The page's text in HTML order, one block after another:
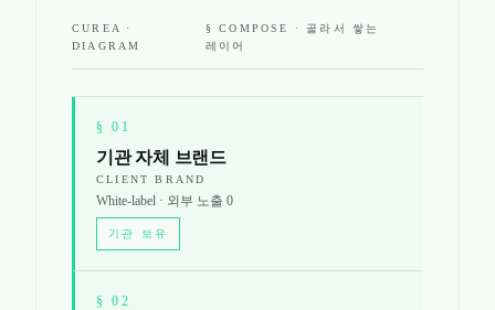
CUREA ·
DIAGRAM
§ COMPOSE · 골라서 쌓는
레이어
§01
기관 자체 브랜드
CLIENT BRAND
White-label · 외부 노출 0
기관 보유
§02